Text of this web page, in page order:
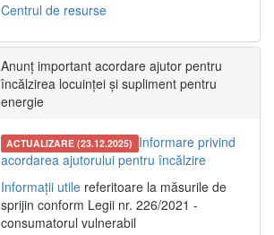
Centrul de resurse
Anunț important acordare ajutor pentru
încălzirea locuinței și supliment pentru
energie
ACTUALIZARE (23.12.2025) Informare privind
acordarea ajutorului pentru încălzire
Informații utile referitoare la măsurile de
sprijin conform Legii nr. 226/2021 -
consumatorul vulnerabil